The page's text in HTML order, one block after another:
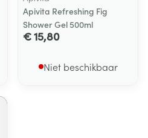
Apivita Refreshing Fig
Shower Gel 500ml
€ 15,80
Niet beschikbaar